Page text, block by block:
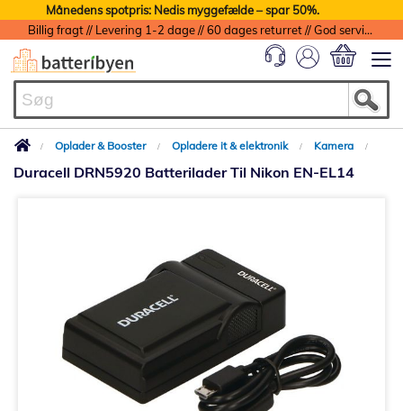
Månedens spotpris: Nedis myggefælde – spar 50%.
Billig fragt // Levering 1-2 dage // 60 dages returret // God service med garanti
Oplader & Booster Opladere it & elektronik Kamera
Duracell DRN5920 Batterilader Til Nikon EN-EL14